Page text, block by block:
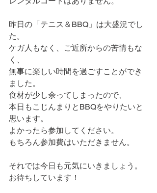
昨日の「テニス＆BBQ」は大盛況でし
た。
ケガ人もなく、ご近所からの苦情もな
く、
無事に楽しい時間を過ごすことができ
ました。
食材が少し余ってしまったので、
本日もこじんまりとBBQをやりたいと
思います。
よかったら参加してください。
もちろん参加費はいただきません。
それでは今日も元気にいきましょう。
お待ちしています！